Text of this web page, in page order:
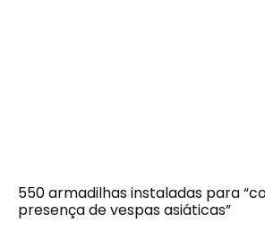
550 armadilhas instaladas para
presença de vespas asiáticas”